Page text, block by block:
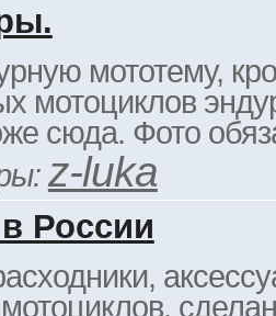
мототему,
мотоциклов
сюда. Фото
z-luka
России